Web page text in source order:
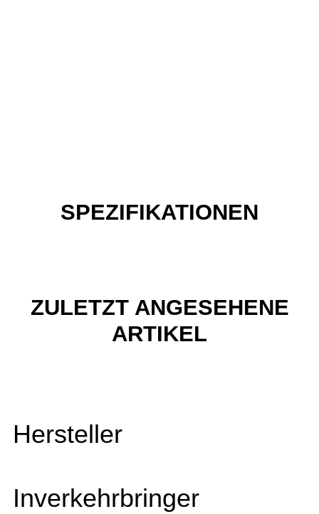
SPEZIFIKATIONEN
ZULETZT ANGESEHENE
ARTIKEL
Hersteller
Inverkehrbringer